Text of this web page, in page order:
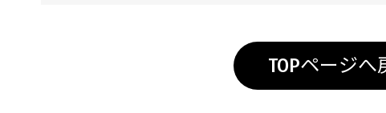
TOPページへ